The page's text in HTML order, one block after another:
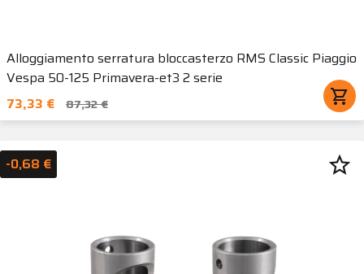
Alloggiamento serratura bloccasterzo RMS Classic Piaggio
Vespa 50-125 Primavera-et3 2 serie
73,33 €
87,32 € shopping_cart
-0,68 € star_border